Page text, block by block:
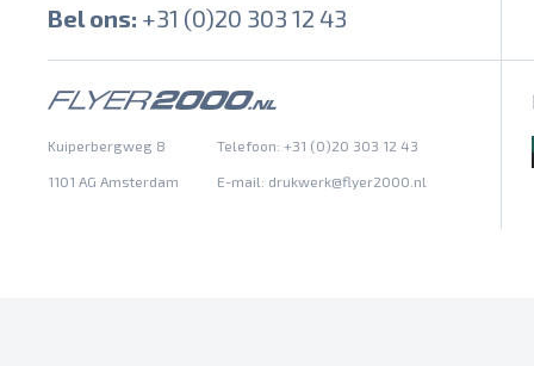
Bel ons: +31 (0)20 303 12 43
Kuiperbergweg 8 Telefoon: +31 (0)20 303 12 43
1101 AG Amsterdam E-mail: drukwerk@flyer2000.nl